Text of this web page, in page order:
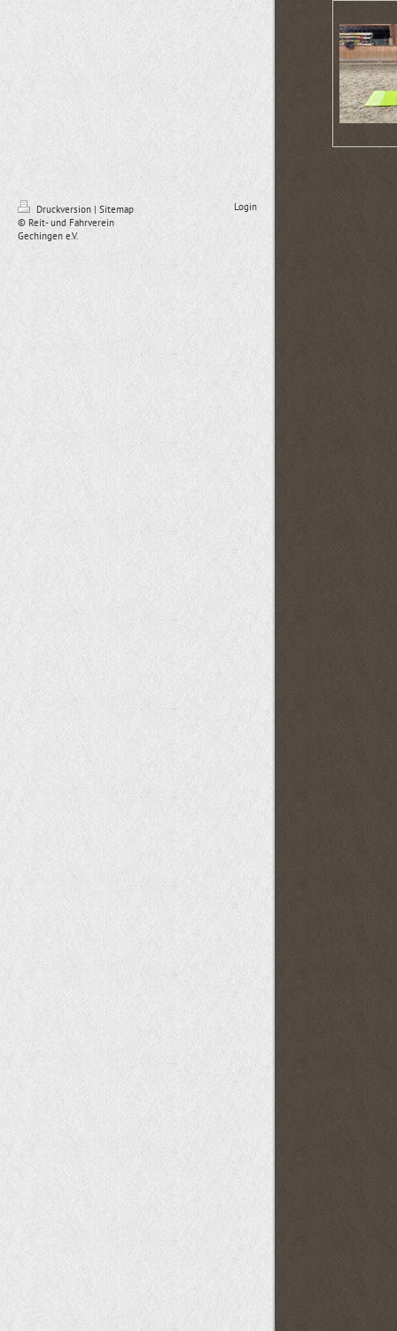
Druckversion | Sitemap
© Reit- und Fahrverein
Gechingen e.V.
Login